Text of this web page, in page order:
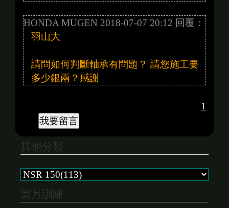
HONDA MUGEN 2018-07-07 20:12 回覆：
羽山大
請問如何判斷軸承有問題？ 請您施工要
多少銀兩？感謝
1
其他分類
當月訓練